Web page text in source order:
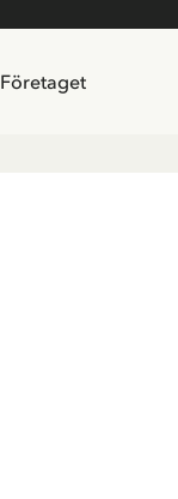
Företaget